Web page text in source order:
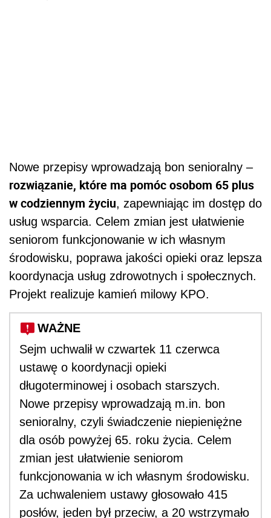
Nowe przepisy wprowadzają bon senioralny –
rozwiązanie, które ma pomóc osobom 65 plus
w codziennym życiu, zapewniając im dostęp do
usług wsparcia. Celem zmian jest ułatwienie
seniorom funkcjonowanie w ich własnym
środowisku, poprawa jakości opieki oraz lepsza
koordynacja usług zdrowotnych i społecznych.
Projekt realizuje kamień milowy KPO.
WAŻNE
Sejm uchwalił w czwartek 11 czerwca
ustawę o koordynacji opieki
długoterminowej i osobach starszych.
Nowe przepisy wprowadzają m.in. bon
senioralny, czyli świadczenie niepieniężne
dla osób powyżej 65. roku życia. Celem
zmian jest ułatwienie seniorom
funkcjonowania w ich własnym środowisku.
Za uchwaleniem ustawy głosowało 415
posłów, jeden był przeciw, a 20 wstrzymało